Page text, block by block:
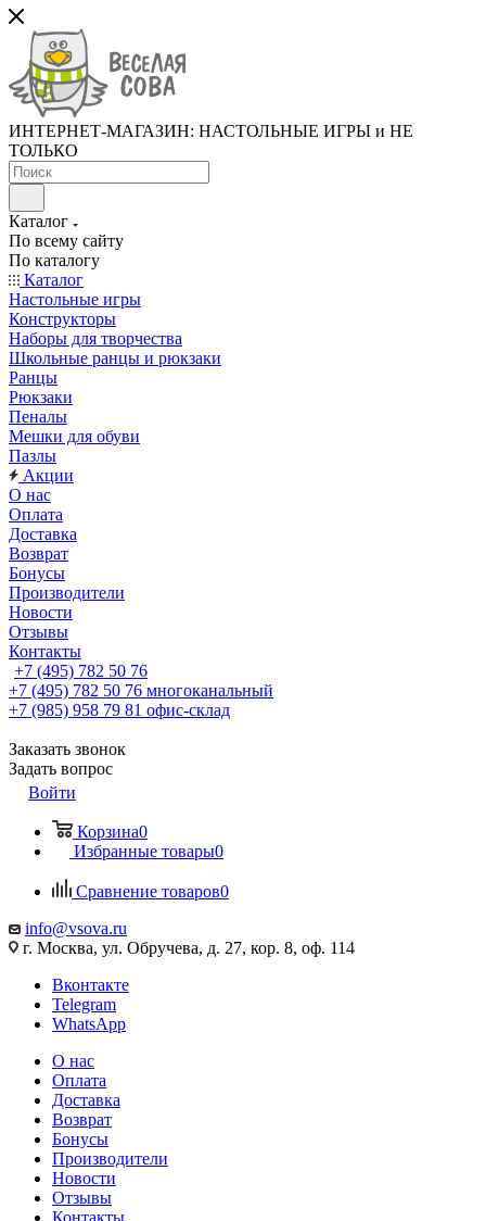
ИНТЕРНЕТ-МАГАЗИН: НАСТОЛЬНЫЕ ИГРЫ и НЕ
ТОЛЬКО
Каталог
По всему сайту
По каталогу
Каталог
Настольные игры
Конструкторы
Наборы для творчества
Школьные ранцы и рюкзаки
Ранцы
Рюкзаки
Пеналы
Мешки для обуви
Пазлы
Акции
О нас
Оплата
Доставка
Возврат
Бонусы
Производители
Новости
Отзывы
Контакты
+7 (495) 782 50 76
+7 (495) 782 50 76 многоканальный
+7 (985) 958 79 81 офис-склад
Заказать звонок
Задать вопрос
Войти
Корзина0
Избранные товары0
Сравнение товаров0
info@vsova.ru
г. Москва, ул. Обручева, д. 27, кор. 8, оф. 114
Вконтакте
Telegram
WhatsApp
О нас
Оплата
Доставка
Возврат
Бонусы
Производители
Новости
Отзывы
Контакты